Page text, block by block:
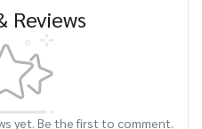
Reviews
yet. Be the first to comment.